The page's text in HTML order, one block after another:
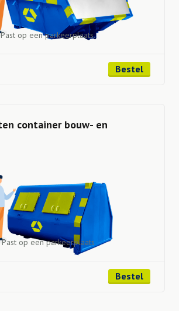
Past op een parkeerplaats.
Bestel
container bouw- en
Past op een parkeerplaats
Bestel